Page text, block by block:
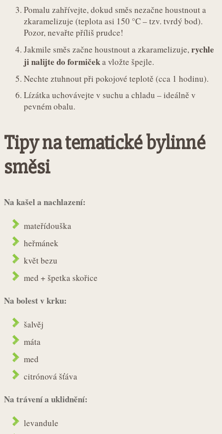
Pomalu zahřívejte, dokud směs nezačne houstnout a
zkaramelizuje (teplota asi 150 °C – tzv. tvrdý bod).
Pozor, nevařte příliš prudce!
Jakmile směs začne houstnout a zkaramelizuje,rychle
ji nalijte do formičeka vložte špejle.
Nechte ztuhnout při pokojové teplotě (cca 1 hodinu).
Lízátka uchovávejte v suchu a chladu – ideálně v
pevném obalu.
Tipy na tematické bylinné
směsi
Na kašel a nachlazení:
mateřídouška
heřmánek
květ bezu
med + špetka skořice
Na bolest v krku:
šalvěj
máta
med
citrónová šťáva
Na trávení a uklidnění:
levandule